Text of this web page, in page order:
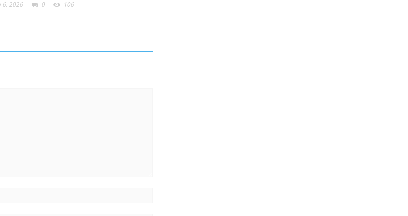
6, 2026 0 106